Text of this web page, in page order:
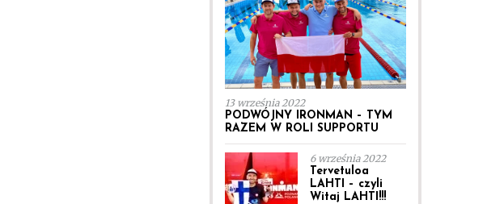
13 września 2022
PODWÓJNY IRONMAN – TYM
RAZEM W ROLI SUPPORTU
6 września 2022
Tervetuloa
LAHTI – czyli
Witaj LAHTI!!!